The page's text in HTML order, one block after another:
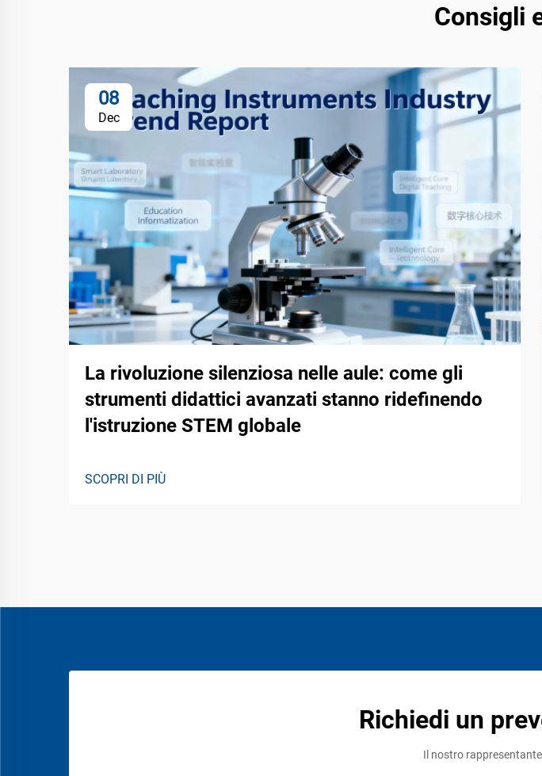
Consigli
08
Dec
La rivoluzione silenziosa nelle aule: come gli
strumenti didattici avanzati stanno ridefinendo
l'istruzione STEM globale
SCOPRI DI PIÙ
Richiedi un
Il nostro